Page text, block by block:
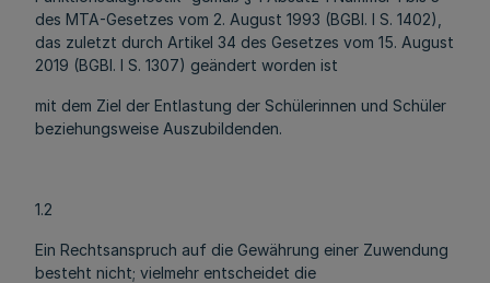
des MTA-Gesetzes vom 2. August 1993 (BGBl. I S. 1402),
das zuletzt durch Artikel 34 des Gesetzes vom 15. August
2019 (BGBl. I S. 1307) geändert worden ist
mit dem Ziel der Entlastung der Schülerinnen und Schüler
beziehungsweise Auszubildenden.
1.2
Ein Rechtsanspruch auf die Gewährung einer Zuwendung
besteht nicht; vielmehr entscheidet die